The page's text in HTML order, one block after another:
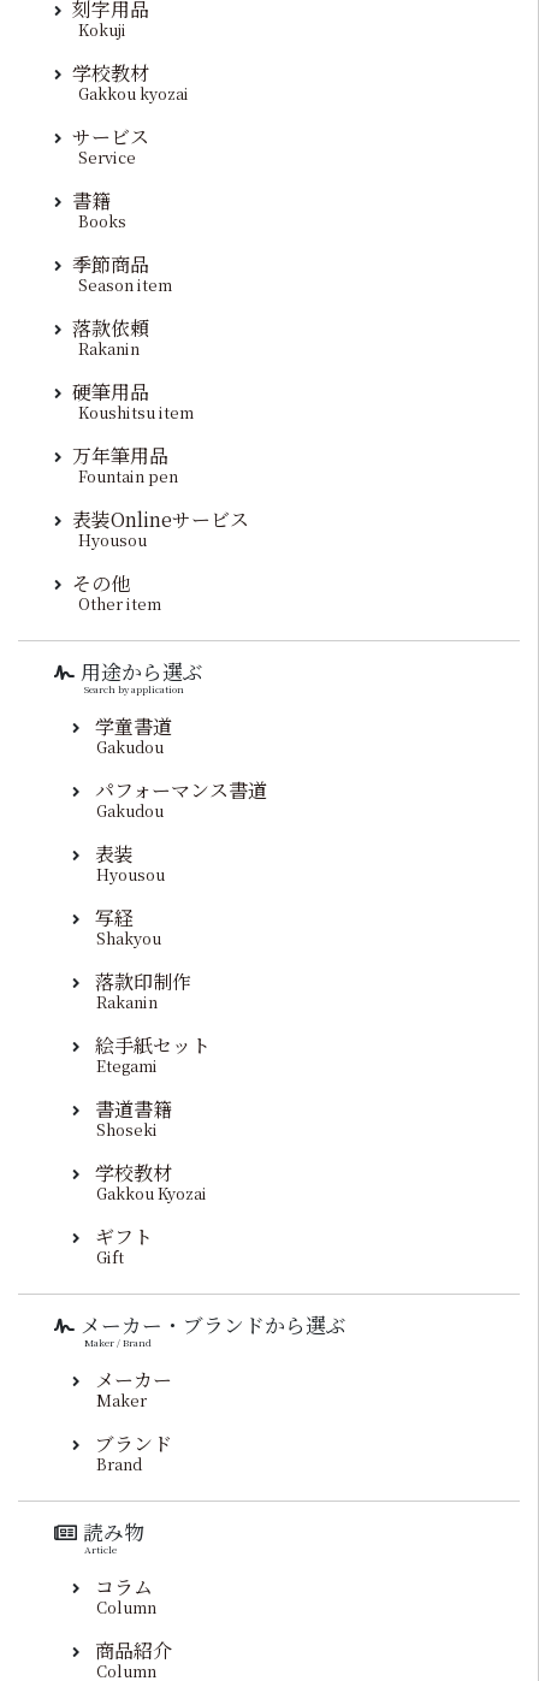
刻字用品
Kokuji
学校教材
Gakkou kyozai
サービス
Service
書籍
Books
季節商品
Season item
落款依頼
Rakanin
硬筆用品
Koushitsu item
万年筆用品
Fountain pen
表装Onlineサービス
Hyousou
その他
Other item
用途から選ぶ
Search by application
学童書道
Gakudou
パフォーマンス書道
Gakudou
表装
Hyousou
写経
Shakyou
落款印制作
Rakanin
絵手紙セット
Etegami
書道書籍
Shoseki
学校教材
Gakkou Kyozai
ギフト
Gift
メーカー・ブランドから選ぶ
Maker / Brand
メーカー
Maker
ブランド
Brand
読み物
Article
コラム
Column
商品紹介
Column